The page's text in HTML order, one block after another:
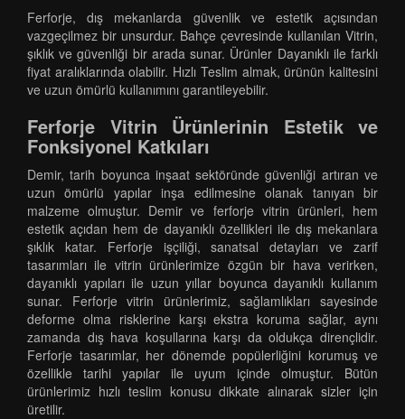
Ferforje, dış mekanlarda güvenlik ve estetik açısından
vazgeçilmez bir unsurdur. Bahçe çevresinde kullanılan Vitrin,
şıklık ve güvenliği bir arada sunar. Ürünler Dayanıklı ile farklı
fiyat aralıklarında olabilir. Hızlı Teslim almak, ürünün kalitesini
ve uzun ömürlü kullanımını garantileyebilir.
Ferforje Vitrin Ürünlerinin Estetik ve
Fonksiyonel Katkıları
Demir, tarih boyunca inşaat sektöründe güvenliği artıran ve
uzun ömürlü yapılar inşa edilmesine olanak tanıyan bir
malzeme olmuştur. Demir ve ferforje vitrin ürünleri, hem
estetik açıdan hem de dayanıklı özellikleri ile dış mekanlara
şıklık katar. Ferforje işçiliği, sanatsal detayları ve zarif
tasarımları ile vitrin ürünlerimize özgün bir hava verirken,
dayanıklı yapıları ile uzun yıllar boyunca dayanıklı kullanım
sunar. Ferforje vitrin ürünlerimiz, sağlamlıkları sayesinde
deforme olma risklerine karşı ekstra koruma sağlar, aynı
zamanda dış hava koşullarına karşı da oldukça dirençlidir.
Ferforje tasarımlar, her dönemde popülerliğini korumuş ve
özellikle tarihi yapılar ile uyum içinde olmuştur. Bütün
ürünlerimiz hızlı teslim konusu dikkate alınarak sizler için
üretilir.